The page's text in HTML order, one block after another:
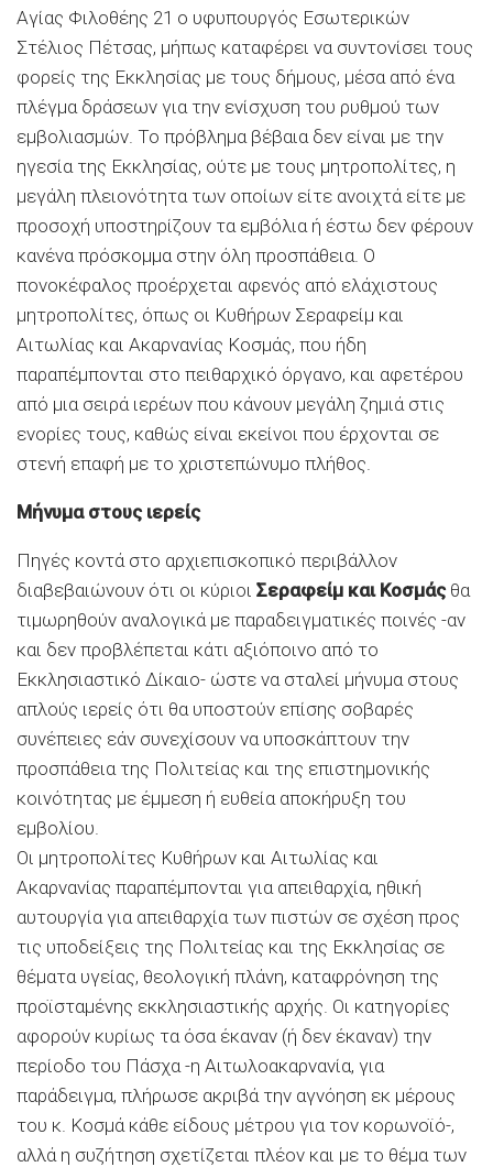
Αγίας Φιλοθέης 21 ο υφυπουργός Εσωτερικών
Στέλιος Πέτσας, μήπως καταφέρει να συντονίσει τους
φορείς της Εκκλησίας με τους δήμους, μέσα από ένα
πλέγμα δράσεων για την ενίσχυση του ρυθμού των
εμβολιασμών. Το πρόβλημα βέβαια δεν είναι με την
ηγεσία της Εκκλησίας, ούτε με τους μητροπολίτες, η
μεγάλη πλειονότητα των οποίων είτε ανοιχτά είτε με
προσοχή υποστηρίζουν τα εμβόλια ή έστω δεν φέρουν
κανένα πρόσκομμα στην όλη προσπάθεια. Ο
πονοκέφαλος προέρχεται αφενός από ελάχιστους
μητροπολίτες, όπως οι Κυθήρων Σεραφείμ και
Αιτωλίας και Ακαρνανίας Κοσμάς, που ήδη
παραπέμπονται στο πειθαρχικό όργανο, και αφετέρου
από μια σειρά ιερέων που κάνουν μεγάλη ζημιά στις
ενορίες τους, καθώς είναι εκείνοι που έρχονται σε
στενή επαφή με το χριστεπώνυμο πλήθος.
Mήνυμα στους ιερείς
Πηγές κοντά στο αρχιεπισκοπικό περιβάλλον
διαβεβαιώνουν ότι οι κύριοι Σεραφείμ και Κοσμάςθα
τιμωρηθούν αναλογικά με παραδειγματικές ποινές -αν
και δεν προβλέπεται κάτι αξιόποινο από το
Εκκλησιαστικό Δίκαιο- ώστε να σταλεί μήνυμα στους
απλούς ιερείς ότι θα υποστούν επίσης σοβαρές
συνέπειες εάν συνεχίσουν να υποσκάπτουν την
προσπάθεια της Πολιτείας και της επιστημονικής
κοινότητας με έμμεση ή ευθεία αποκήρυξη του
εμβολίου.
Οι μητροπολίτες Κυθήρων και Αιτωλίας και
Ακαρνανίας παραπέμπονται για απειθαρχία, ηθική
αυτουργία για απειθαρχία των πιστών σε σχέση προς
τις υποδείξεις της Πολιτείας και της Εκκλησίας σε
θέματα υγείας, θεολογική πλάνη, καταφρόνηση της
προϊσταμένης εκκλησιαστικής αρχής. Οι κατηγορίες
αφορούν κυρίως τα όσα έκαναν (ή δεν έκαναν) την
περίοδο του Πάσχα -η Αιτωλοακαρνανία, για
παράδειγμα, πλήρωσε ακριβά την αγνόηση εκ μέρους
του κ. Κοσμά κάθε είδους μέτρου για τον κορωνοϊό-,
αλλά η συζήτηση σχετίζεται πλέον και με το θέμα των